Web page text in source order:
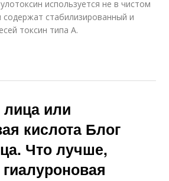
используется не в чистом
содержат стабилизированный и
токсин типа А.
или
кислота Блог
Что лучше,